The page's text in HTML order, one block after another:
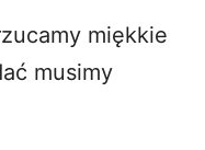
miękkie
musimy